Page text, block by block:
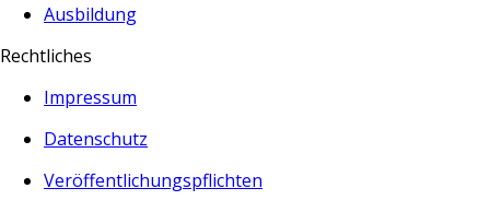
Ausbildung
Rechtliches
Impressum
Datenschutz
Veröffentlichungspflichten